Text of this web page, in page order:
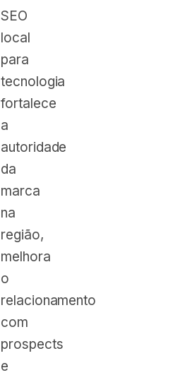
SEO
local
para
tecnologia
fortalece
a
autoridade
da
marca
na
região,
melhora
o
relacionamento
com
prospects
e